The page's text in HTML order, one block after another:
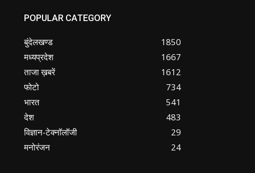
POPULAR CATEGORY
बुंदेलखण्ड
1850
मध्यप्रदेश
1667
ताजा ख़बरें
1612
फोटो
734
भारत
541
देश
483
विज्ञान-टेक्नॉलॉजी
29
मनोरंजन
24